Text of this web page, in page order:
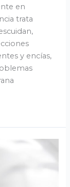
en
trata
y encías,